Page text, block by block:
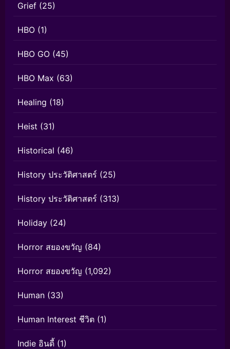
Grief (25)
HBO (1)
HBO GO (45)
HBO Max (63)
Healing (18)
Heist (31)
Historical (46)
History ประวัติศาสตร์ (25)
History ประวัติศาสตร์ (313)
Holiday (24)
Horror สยองขวัญ (84)
Horror สยองขวัญ (1,092)
Human (33)
Human Interest ชีวิต (1)
Indie อินดี้ (1)